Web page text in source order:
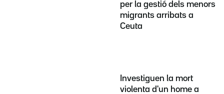
per la gestió dels menors
migrants arribats a
Ceuta
Investiguen la mort
violenta d'un home a